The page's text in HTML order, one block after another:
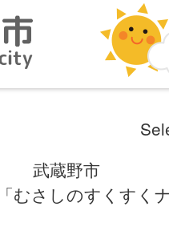
武蔵野市
むさしのすくすく